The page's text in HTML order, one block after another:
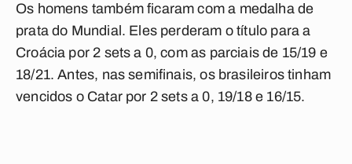
Os homens também ficaram com a medalha de
prata do Mundial. Eles perderam o título para a
Croácia por 2 sets a 0, com as parciais de 15/19 e
18/21. Antes, nas semifinais, os brasileiros tinham
vencidos o Catar por 2 sets a 0, 19/18 e 16/15.